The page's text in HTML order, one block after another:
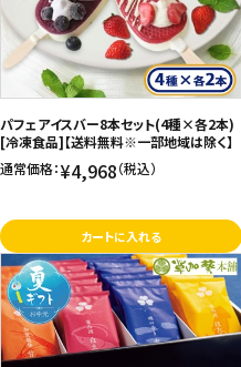
飲料
酒類
日用品
ギフト
セール
フードロス
ペット用品
お気に入り登録数
パフェアイスバー8本セット(4種×各2本)
[冷凍食品]【送料無料※一部地域は除く】
通常価格：¥4,968（税込）
カートに入れる